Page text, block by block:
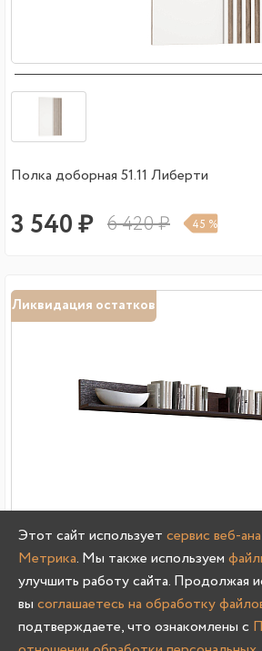
Полка доборная 51.11 Либерти
3 540 ₽ 6 420 ₽ 45 %
Ликвидация остатков
Полка навесная Прага
Этот сайт использует сервис веб-
Метрика. Мы также используем
улучшить работу сайта. Продолжая
вы соглашаетесь на обработку
подтверждаете, что ознакомлены с